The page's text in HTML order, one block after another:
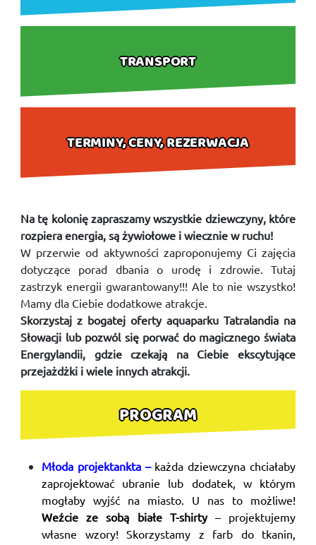
TRANSPORT
TERMINY, CENY, REZERWACJA
Na tę kolonię zapraszamy wszystkie dziewczyny, które
rozpiera energia, są żywiołowe i wiecznie w ruchu!
W przerwie od aktywności zaproponujemy Ci zajęcia
dotyczące porad dbania o urodę i zdrowie. Tutaj
zastrzyk energii gwarantowany!!! Ale to nie wszystko!
Mamy dla Ciebie dodatkowe atrakcje.
Skorzystaj z bogatej oferty aquaparku Tatralandia na
Słowacji lub pozwól się porwać do magicznego świata
Energylandii, gdzie czekają na Ciebie ekscytujące
przejażdżki i wiele innych atrakcji.
PROGRAM
Młoda projektankta – każda dziewczyna chciałaby
zaprojektować ubranie lub dodatek, w którym
mogłaby wyjść na miasto. U nas to możliwe!
Weźcie ze sobą białe T-shirty– projektujemy
własne wzory! Skorzystamy z farb do tkanin,